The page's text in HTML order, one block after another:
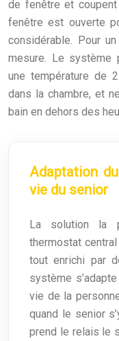
de fenêtre et
fenêtre est ouverte
considérable. Pour
mesure. Le système
une température de
dans la chambre, et
bain en dehors des
Adaptation
vie du senior
La solution la
thermostat
tout enrichi par
système
vie de la
quand le senior
prend le relais le